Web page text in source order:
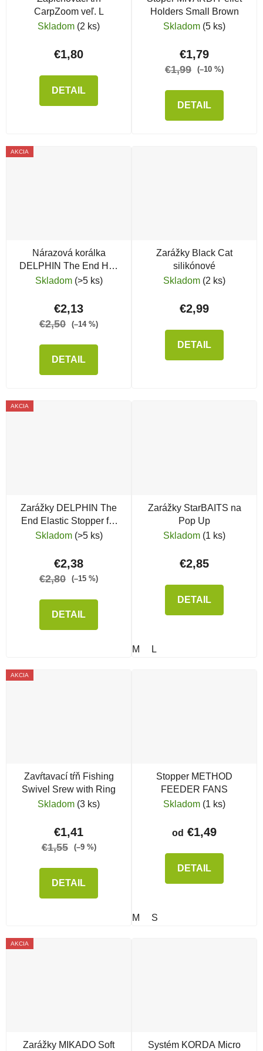
CarpZoom veľ. L
Skladom (2 ks)
€1,80
DETAIL
Holders Small Brown
Skladom (5 ks)
€1,79
€1,99 (–10 %)
DETAIL
AKCIA
Nárazová korálka
DELPHIN The End Heli
Stopper
Skladom (>5 ks)
€2,13
€2,50 (–14 %)
DETAIL
Zarážky Black Cat
silikónové
Skladom (2 ks)
€2,99
DETAIL
AKCIA
Zarážky DELPHIN The
End Elastic Stopper for
Prepared Traps
Skladom (>5 ks)
€2,38
€2,80 (–15 %)
DETAIL
Zarážky StarBAITS na
Pop Up
Skladom (1 ks)
€2,85
DETAIL
M L
AKCIA
Zavŕtavací tŕň Fishing
Swivel Srew with Ring
Skladom (3 ks)
€1,41
€1,55 (–9 %)
DETAIL
Stopper METHOD
FEEDER FANS
Skladom (1 ks)
od €1,49
DETAIL
M S
AKCIA
Zarážky MIKADO Soft
Systém KORDA Micro